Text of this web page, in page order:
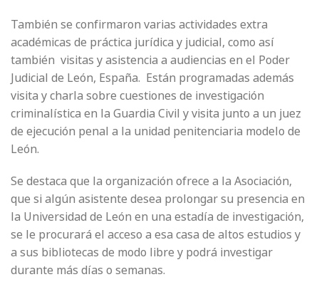
También se confirmaron varias actividades extra
académicas de práctica jurídica y judicial, como así
también visitas y asistencia a audiencias en el Poder
Judicial de León, España. Están programadas además
visita y charla sobre cuestiones de investigación
criminalística en la Guardia Civil y visita junto a un juez
de ejecución penal a la unidad penitenciaria modelo de
León.
Se destaca que la organización ofrece a la Asociación,
que si algún asistente desea prolongar su presencia en
la Universidad de León en una estadía de investigación,
se le procurará el acceso a esa casa de altos estudios y
a sus bibliotecas de modo libre y podrá investigar
durante más días o semanas.